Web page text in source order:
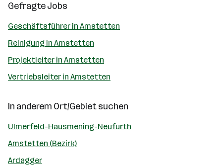
Gefragte Jobs
Geschäftsführer in Amstetten
Reinigung in Amstetten
Projektleiter in Amstetten
Vertriebsleiter in Amstetten
In anderem Ort/Gebiet suchen
Ulmerfeld-Hausmening-Neufurth
Amstetten (Bezirk)
Ardagger